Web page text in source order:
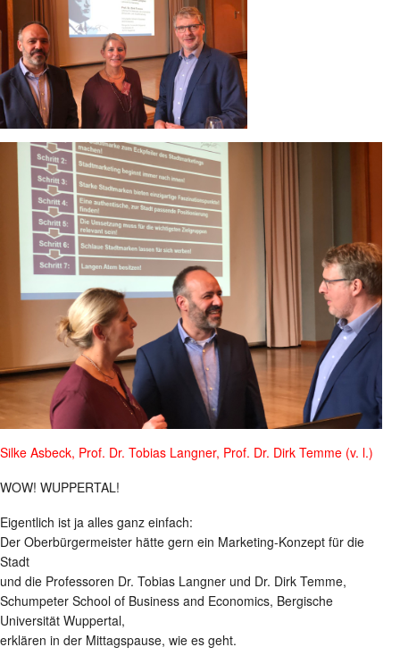
Silke Asbeck, Prof. Dr. Tobias Langner, Prof. Dr. Dirk Temme (v. l.)
WOW! WUPPERTAL!
Eigentlich ist ja alles ganz einfach:
Der Oberbürgermeister hätte gern ein Marketing-Konzept für die
Stadt
und die Professoren Dr. Tobias Langner und Dr. Dirk Temme,
Schumpeter School of Business and Economics, Bergische
Universität Wuppertal,
erklären in der Mittagspause, wie es geht.